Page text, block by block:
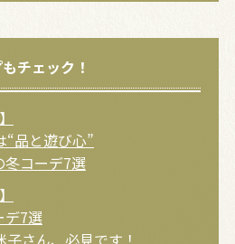
チェック！
“品と遊び心”
冬コーデ7選
デ7選
さん、必見です！